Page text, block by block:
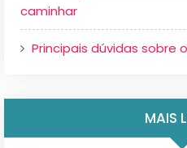
caminhar
Principais dúvidas sobre
MAIS